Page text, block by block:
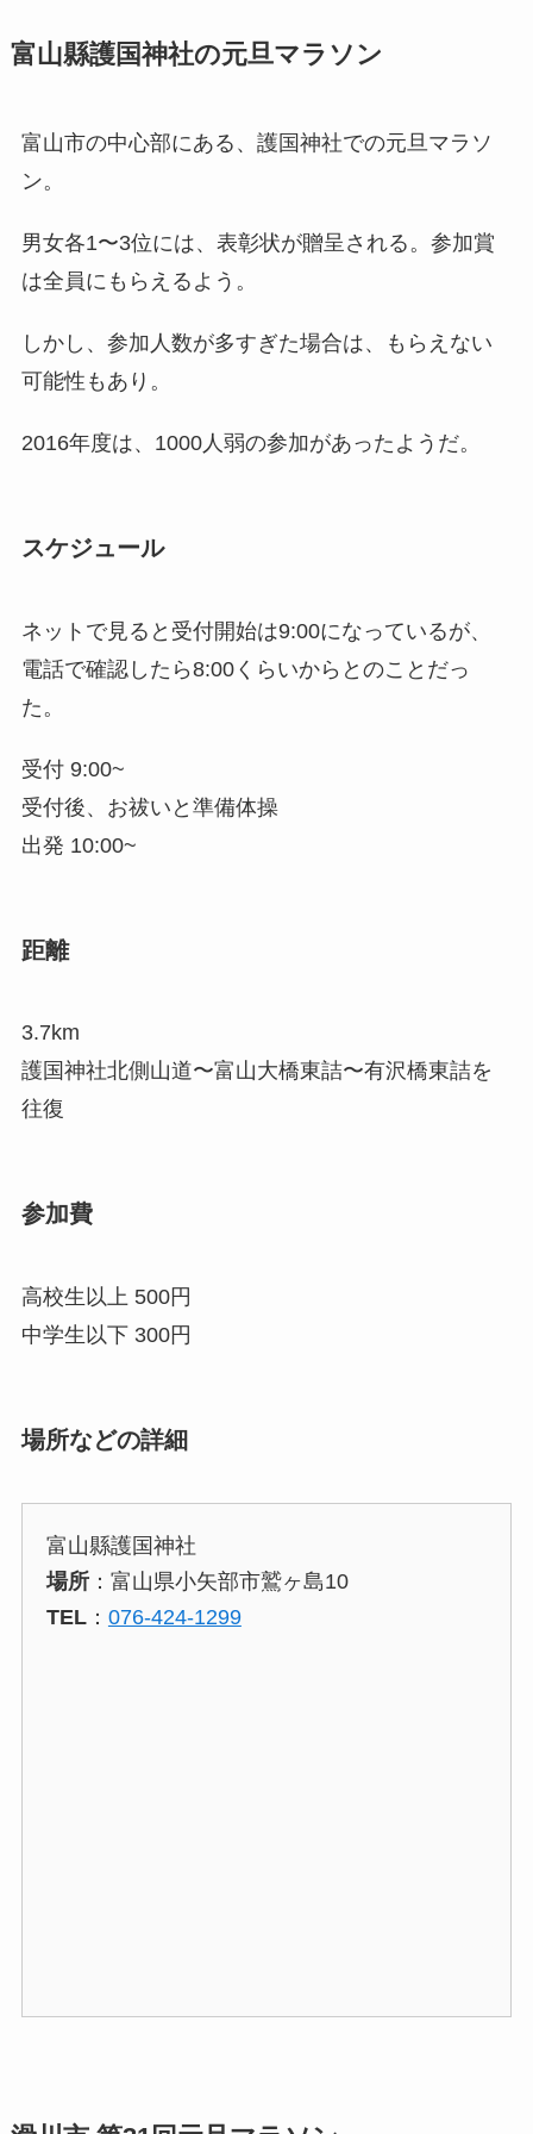
富山縣護国神社の元旦マラソン
富山市の中心部にある、護国神社での元旦マラソ
ン。
男女各1〜3位には、表彰状が贈呈される。参加賞
は全員にもらえるよう。
しかし、参加人数が多すぎた場合は、もらえない
可能性もあり。
2016年度は、1000人弱の参加があったようだ。
スケジュール
ネットで見ると受付開始は9:00になっているが、
電話で確認したら8:00くらいからとのことだっ
た。
受付 9:00~
受付後、お祓いと準備体操
出発 10:00~
距離
3.7km
護国神社北側山道〜富山大橋東詰〜有沢橋東詰を
往復
参加費
高校生以上 500円
中学生以下 300円
場所などの詳細
富山縣護国神社
場所：富山県小矢部市鷲ヶ島10
TEL： 076-424-1299